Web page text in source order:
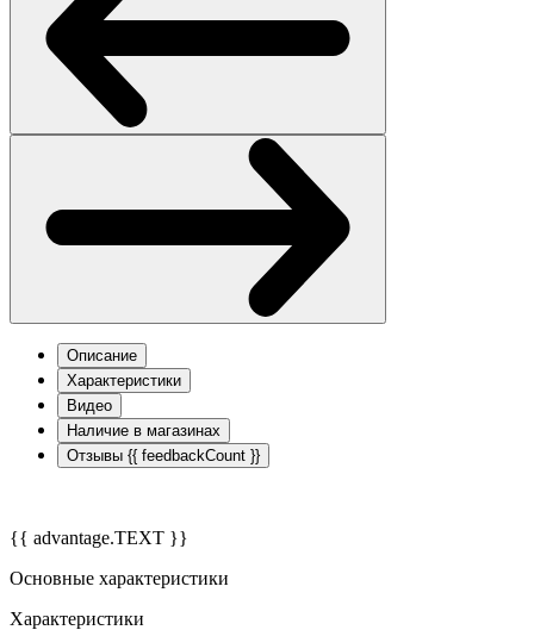
Описание
Характеристики
Видео
Наличие в магазинах
Отзывы {{ feedbackCount }}
{{ advantage.TEXT }}
Основные характеристики
Характеристики